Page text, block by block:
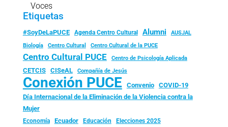
Voces
Etiquetas
#SoyDeLaPUCE Agenda Centro Cultural Alumni
AUSJAL
Biología
Centro Cultural Centro Cultural de la PUCE
Centro Cultural PUCE Centro de Psicología Aplicada
CETCIS CISeAL Compañía de Jesús
Conexión PUCE Convenio
COVID-19
Día Internacional de la Eliminación de la Violencia contra la
Mujer
Economía Ecuador Educación Elecciones 2025